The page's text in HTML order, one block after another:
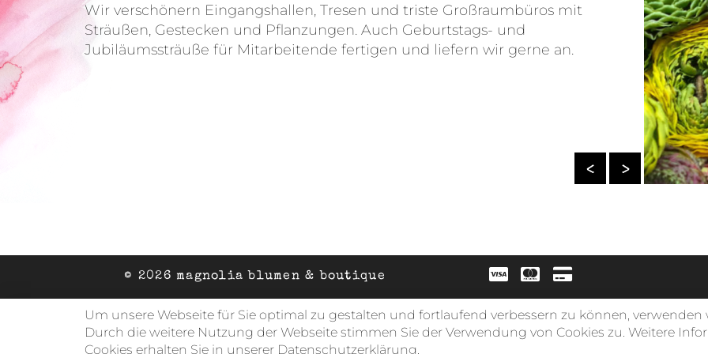
Um unsere Webseite für Sie optimal zu gestalten und fortlaufend verbessern zu können, verwenden
Durch die weitere Nutzung der Webseite stimmen Sie der Verwendung von Cookies zu. Weitere
Cookies erhalten Sie in unserer Datenschutzerklärung.
Wir verschönern Eingangshallen, Tresen und triste Großraumbüros mit
Sträußen, Gestecken und Pflanzungen. Auch Geburtstags- und
Jubiläumssträuße für Mitarbeitende fertigen und liefern wir gerne an.
© 2026 magnolia blumen & boutique